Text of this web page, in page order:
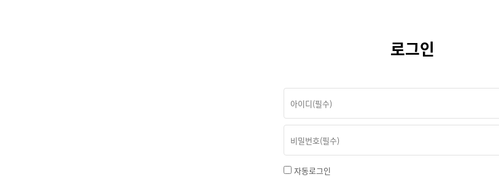
로그인
자동로그인